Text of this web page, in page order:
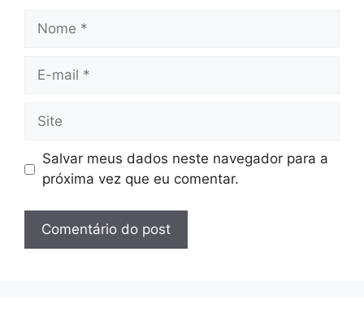
Nome
Site
Salvar meus dados neste navegador para a
próxima vez que eu comentar.